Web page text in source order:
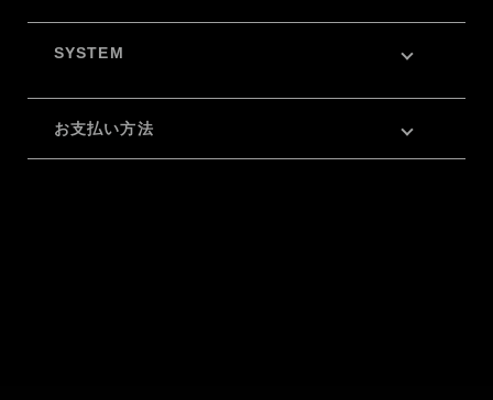
SYSTEM
お支払い方法